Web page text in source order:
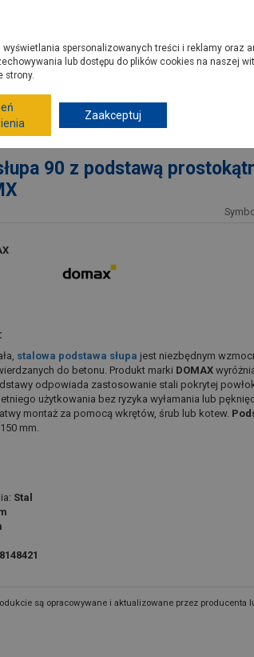
Ogrodzenia metalowe, kute
90 z podstawą
stalowa podstawa słupa jest niezbędnym
do betonu. Produkt marki DOMAX
odpowiada zastosowanie stali pokrytej
użytkowania bez ryzyka wyłamania lub
montaż za pomocą wkrętów, śrub lub kotew.
mm.
Stal
są opracowywane i aktualizowane przez producenta
spersonalizowanych treści i reklamy oraz
lub dostępu do plików cookies na naszej
strony.
Zaakceptuj